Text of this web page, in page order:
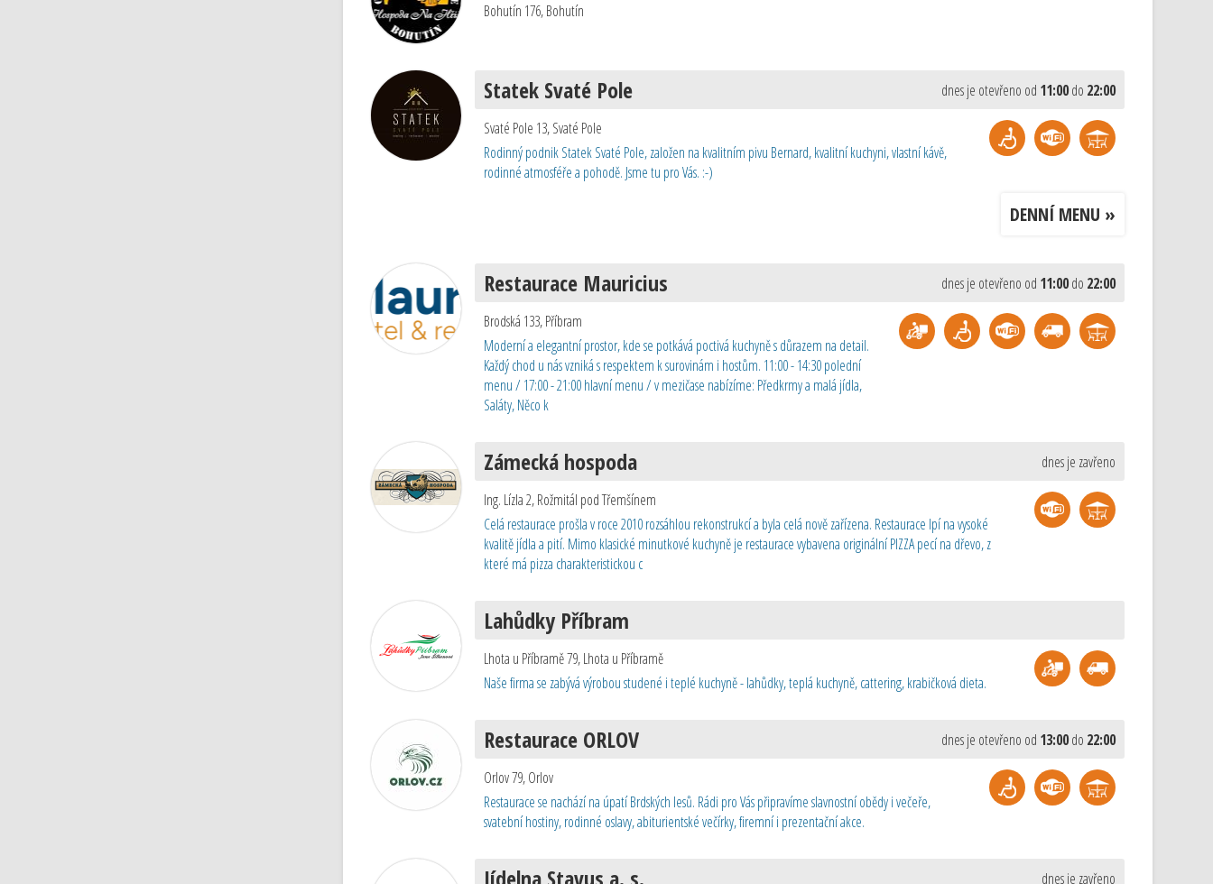
Bohutín 176,Bohutín
Statek Svaté Pole dnes je otevřeno od 11:00do 22:00
Svaté Pole 13,Svaté Pole
Rodinný podnik Statek Svaté Pole, založen na kvalitním pivu Bernard, kvalitní kuchyni, vlastní kávě,
rodinné atmosféře a pohodě. Jsme tu pro Vás. :-)
DENNÍ MENU »
Restaurace Mauricius dnes je otevřeno od 11:00do 22:00
Brodská 133,Příbram
Moderní a elegantní prostor, kde se potkává poctivá kuchyně s důrazem na detail.
Každý chod u nás vzniká s respektem k surovinám i hostům. 11:00 - 14:30 polední
menu / 17:00 - 21:00 hlavní menu / v mezičase nabízíme: Předkrmy a malá jídla,
Saláty, Něco k
Zámecká hospoda
dnes je zavřeno
Ing. Lízla 2,Rožmitál pod Třemšínem
Celá restaurace prošla v roce 2010 rozsáhlou rekonstrukcí a byla celá nově zařízena. Restaurace lpí na vysoké
kvalitě jídla a pití. Mimo klasické minutkové kuchyně je restaurace vybavena originální PIZZA pecí na dřevo, z
které má pizza charakteristickou c
Lahůdky Příbram
Lhota u Příbramě 79,Lhota u Příbramě
Naše firma se zabývá výrobou studené i teplé kuchyně - lahůdky, teplá kuchyně, cattering, krabičková dieta.
Restaurace ORLOV dnes je otevřeno od 13:00do 22:00
Orlov 79,Orlov
Restaurace se nachází na úpatí Brdských lesů. Rádi pro Vás připravíme slavnostní obědy i večeře,
svatební hostiny, rodinné oslavy, abiturientské večírky, firemní i prezentační akce.
dnes je zavřeno